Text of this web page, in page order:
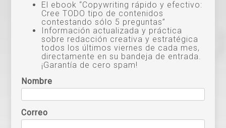
El ebook “Copywriting rápido y efectivo:
Cree TODO tipo de contenidos
contestando sólo 5 preguntas”
Información actualizada y práctica
sobre redacción creativa y estratégica
todos los últimos viernes de cada mes,
directamente en su bandeja de entrada.
¡Garantía de cero spam!
Nombre
Correo